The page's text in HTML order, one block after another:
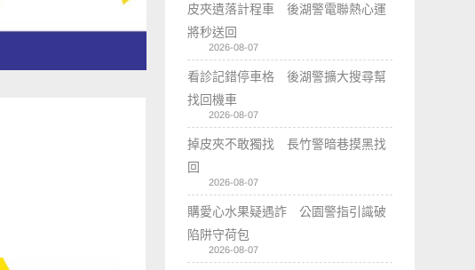
皮夾遺落計程車 後湖警電聯熱心運
將秒送回
2026-08-07
看診記錯停車格 後湖警擴大搜尋幫
找回機車
2026-08-07
掉皮夾不敢獨找 長竹警暗巷摸黑找
回
2026-08-07
購愛心水果疑遇詐 公園警指引識破
陷阱守荷包
2026-08-07